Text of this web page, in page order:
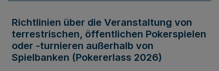
Richtlinien über die Veranstaltung von
terrestrischen, öffentlichen Pokerspielen
oder -turnieren außerhalb von
Spielbanken (Pokererlass 2026)